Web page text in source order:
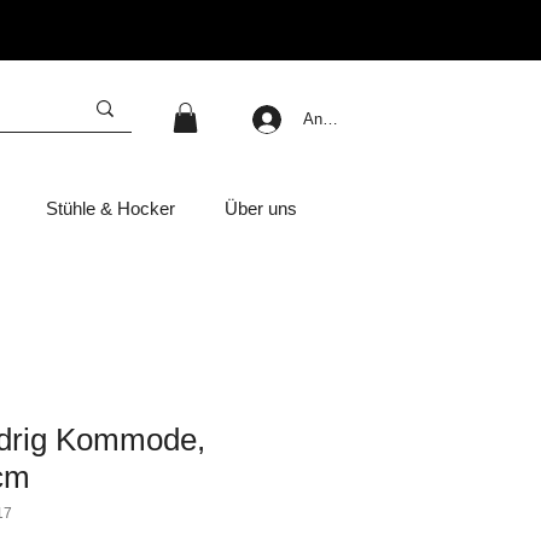
Stühle & Hocker Über uns
Anmelden
Kommode,